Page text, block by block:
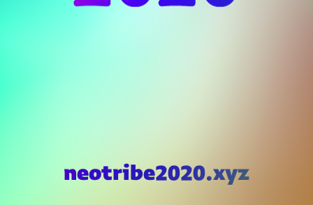
이주현
채희준
neotribe2020.xyz
화면을 클릭하세요!